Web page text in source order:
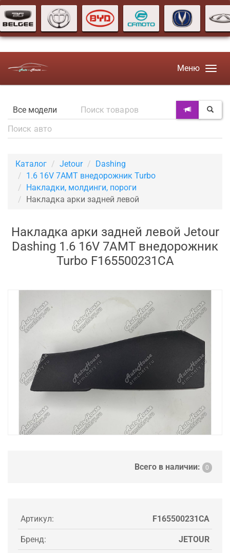
Меню
Каталог Jetour
Dashing
1.6 16V 7AMT внедорожник Turbo
Накладки, молдинги, пороги
Накладка арки задней левой
Накладка арки задней левой Jetour
Dashing 1.6 16V 7AMT внедорожник
Turbo F165500231CA
Всего в наличии: 0
Артикул: F165500231CA
Бренд: JETOUR